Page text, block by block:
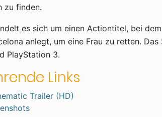
zu finden.
es sich um einen Actiontitel, bei
anlegt, um eine Frau zu retten.
PlayStation 3.
Links
Trailer (HD)